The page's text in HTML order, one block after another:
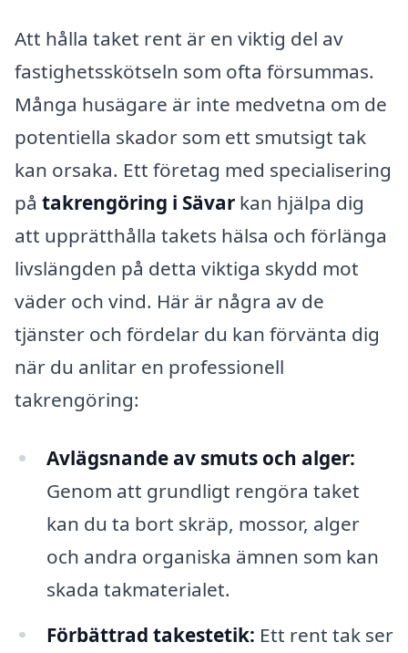
Att hålla taket rent är en viktig del av
fastighetsskötseln som ofta försummas.
Många husägare är inte medvetna om de
potentiella skador som ett smutsigt tak
kan orsaka. Ett företag med specialisering
på takrengöring i Sävar kan hjälpa dig
att upprätthålla takets hälsa och förlänga
livslängden på detta viktiga skydd mot
väder och vind. Här är några av de
tjänster och fördelar du kan förvänta dig
när du anlitar en professionell
takrengöring:
Avlägsnande av smuts och alger:
Genom att grundligt rengöra taket
kan du ta bort skräp, mossor, alger
och andra organiska ämnen som kan
skada takmaterialet.
Förbättrad takestetik: Ett rent tak ser